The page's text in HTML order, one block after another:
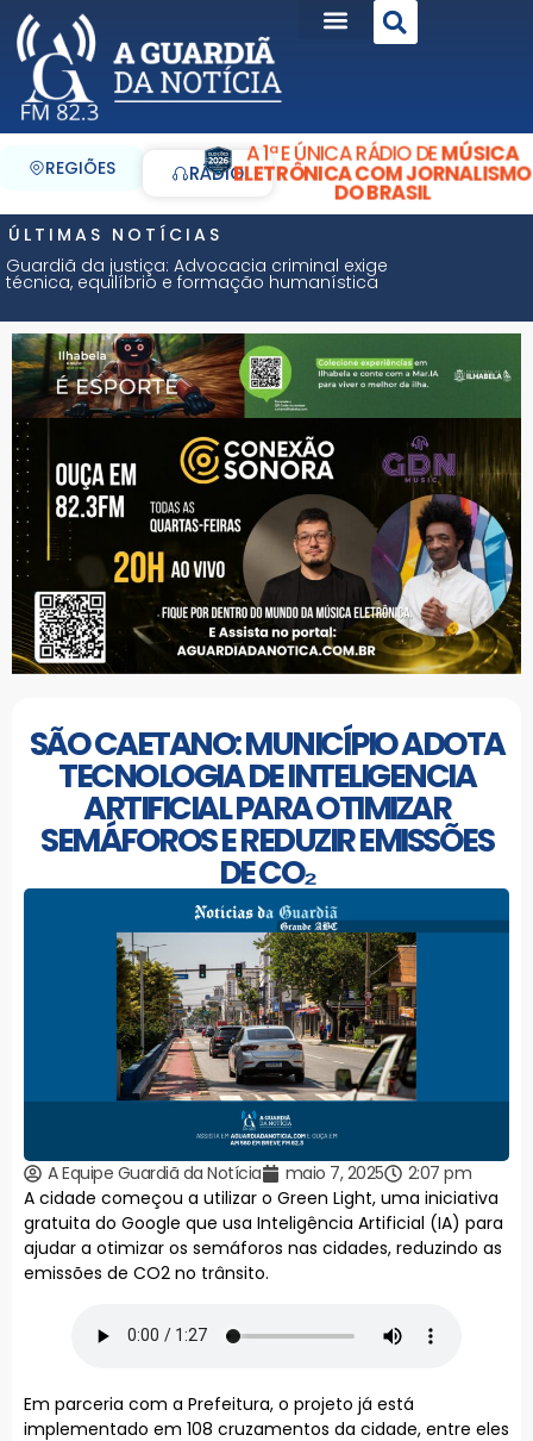
REGIÕES RÁDIO
A 1ª E ÚNICA RÁDIO DEMÚSICA
ELETRÔNICA COM JORNALISMO
DO BRASIL
ÚLTIMAS NOTÍCIAS
Guardiã da justiça: Advocacia criminal exige
técnica, equilíbrio e formação humanística
SÃO CAETANO: MUNICÍPIO ADOTA
TECNOLOGIA DE INTELIGENCIA
ARTIFICIAL PARA OTIMIZAR
SEMÁFOROS E REDUZIR EMISSÕES
DE CO₂
A Equipe Guardiã da Notícia maio 7, 2025
2:07 pm
A cidade começou a utilizar o Green Light, uma iniciativa
gratuita do Google que usa Inteligência Artificial (IA) para
ajudar a otimizar os semáforos nas cidades, reduzindo as
emissões de CO2 no trânsito.
Em parceria com a Prefeitura, o projeto já está
implementado em 108 cruzamentos da cidade, entre eles